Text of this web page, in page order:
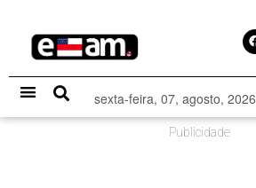
sexta-feira, 07, agosto, 2026
Publicidade